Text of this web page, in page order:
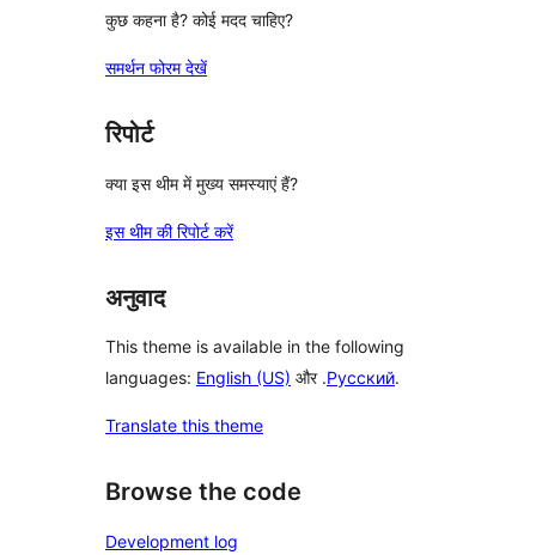
कुछ कहना है? कोई मदद चाहिए?
समर्थन फोरम देखें
रिपोर्ट
क्या इस थीम में मुख्य समस्याएं हैं?
इस थीम की रिपोर्ट करें
अनुवाद
This theme is available in the following
languages: English (US) और .Русский.
Translate this theme
Browse the code
Development log